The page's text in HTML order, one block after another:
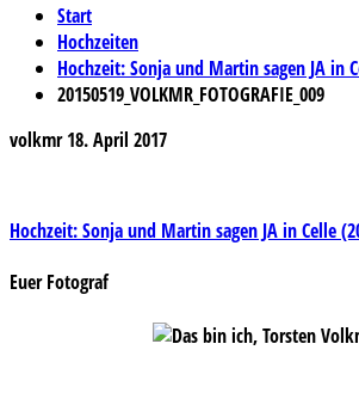
Start
Hochzeiten
Hochzeit: Sonja und Martin sagen JA in
20150519_VOLKMR_FOTOGRAFIE_009
volkmr 18. April 2017
Beitragsnavigation
Hochzeit: Sonja und Martin sagen JA in Celle
Euer Fotograf